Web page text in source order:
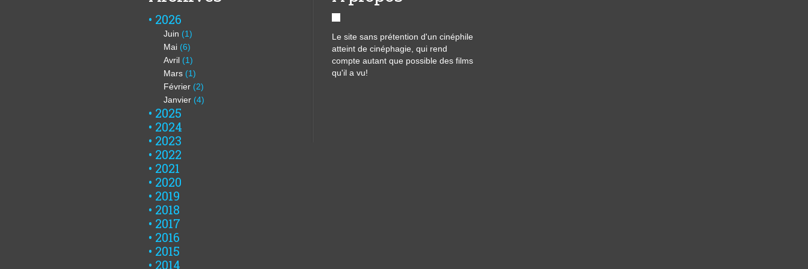
2026
Juin (1)
Mai (6)
Avril (1)
Mars (1)
Février (2)
Janvier (4)
2025
2024
2023
2022
2021
2020
2019
2018
2017
2016
2015
2014
Le site sans prétention d'un cinéphile
atteint de cinéphagie, qui rend
compte autant que possible des films
qu'il a vu!